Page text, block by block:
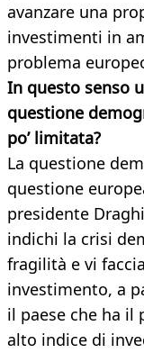
avanzare una
investimenti in
problema
In questo senso
questione
po’ limitata?
La questione
questione
presidente
indichi la crisi
fragilità e vi
investimento, a
il paese che ha il
alto indice di